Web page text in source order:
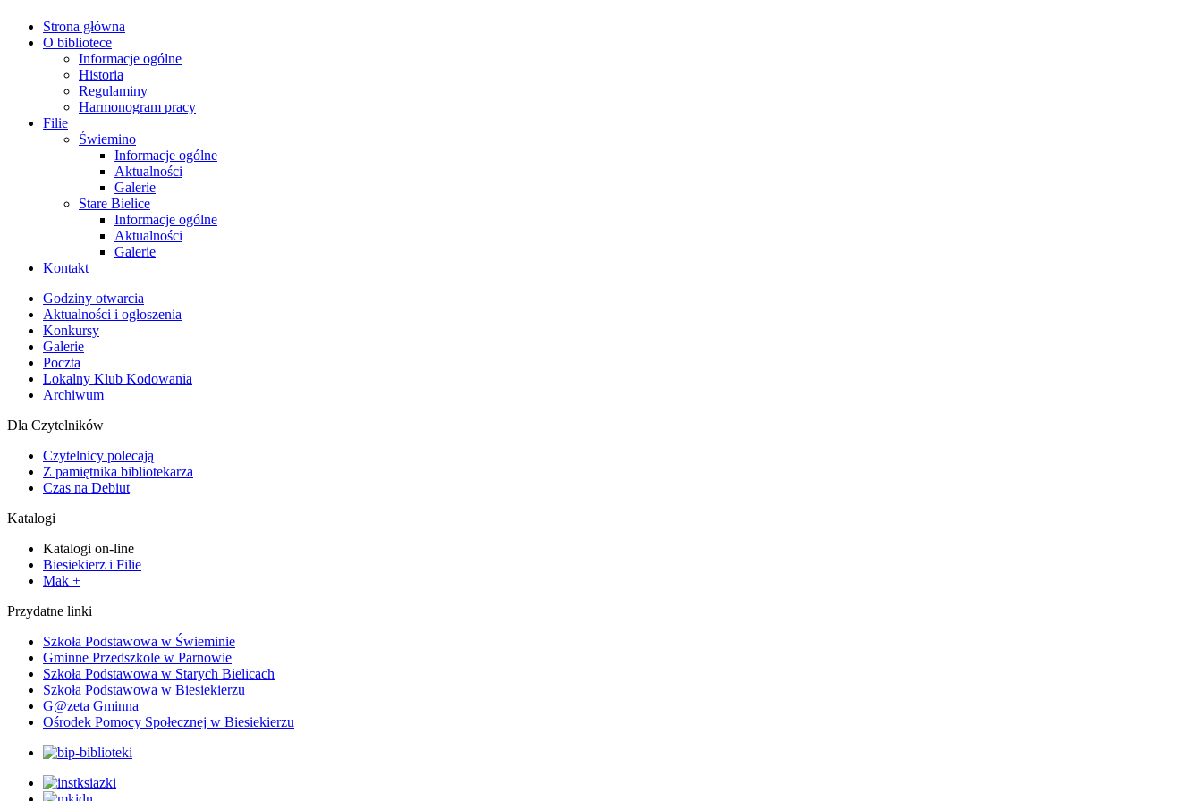
Strona główna
O bibliotece
Informacje ogólne
Historia
Regulaminy
Harmonogram pracy
Filie
Świemino
Informacje ogólne
Aktualności
Galerie
Stare Bielice
Informacje ogólne
Aktualności
Galerie
Kontakt
Godziny otwarcia
Aktualności i ogłoszenia
Konkursy
Galerie
Poczta
Lokalny Klub Kodowania
Archiwum
Dla Czytelników
Czytelnicy polecają
Z pamiętnika bibliotekarza
Czas na Debiut
Katalogi
Katalogi on-line
Biesiekierz i Filie
Mak +
Przydatne linki
Szkoła Podstawowa w Świeminie
Gminne Przedszkole w Parnowie
Szkoła Podstawowa w Starych Bielicach
Szkoła Podstawowa w Biesiekierzu
G@zeta Gminna
Ośrodek Pomocy Społecznej w Biesiekierzu